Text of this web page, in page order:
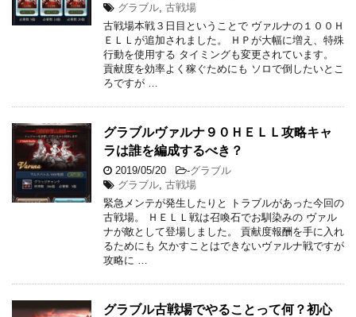
グラブル 古戦場
古戦場本戦３日目ということで ヴァルナの１００Ｈ
ＥＬＬが追加されました。 ＨＰが大幅に増え、特殊
行動を使用する タイミングも変更されています。
貢献度を効率よく稼ぐためにも ソロで倒したいとこ
ろですが …
グラブルヴァルナ９０ＨＥＬＬ攻略キャ
ラは誰を編成するべき？
2019/05/20 -グラブル
グラブル 古戦場
緊急メンテが発生したりと トラブルがあった今回の
古戦場。 ＨＥＬＬ戦は召喚石でお馴染みの ヴァル
ナが敵として登場しました。 貢献度報酬を手に入れ
るためにも 欠かすことはできないヴァルナ戦ですが
攻略に …
グラブル古戦場でやることって何？初心